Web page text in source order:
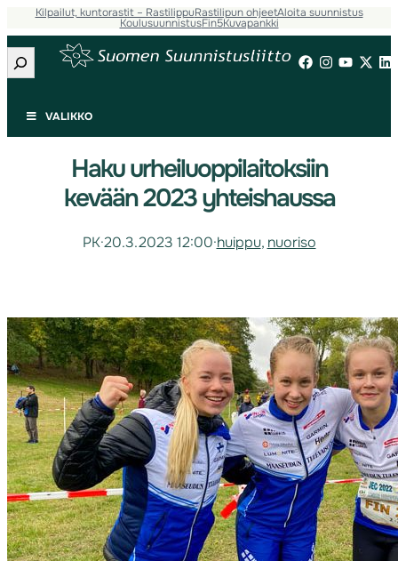
Kilpailut, kuntorastit – RastilippuRastilipun ohjeetAloita suunnistus
KoulusuunnistusFin5Kuvapankki
Etsi
VALIKKO
Haku urheiluoppilaitoksiin
kevään 2023 yhteishaussa
PK·20.3.2023 12:00·huippu, nuoriso